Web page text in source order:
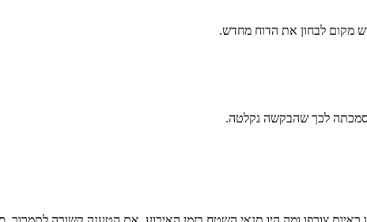
יש מקום לבחון את הדוח מחדש.
לכך שהבקשה נקלטה.